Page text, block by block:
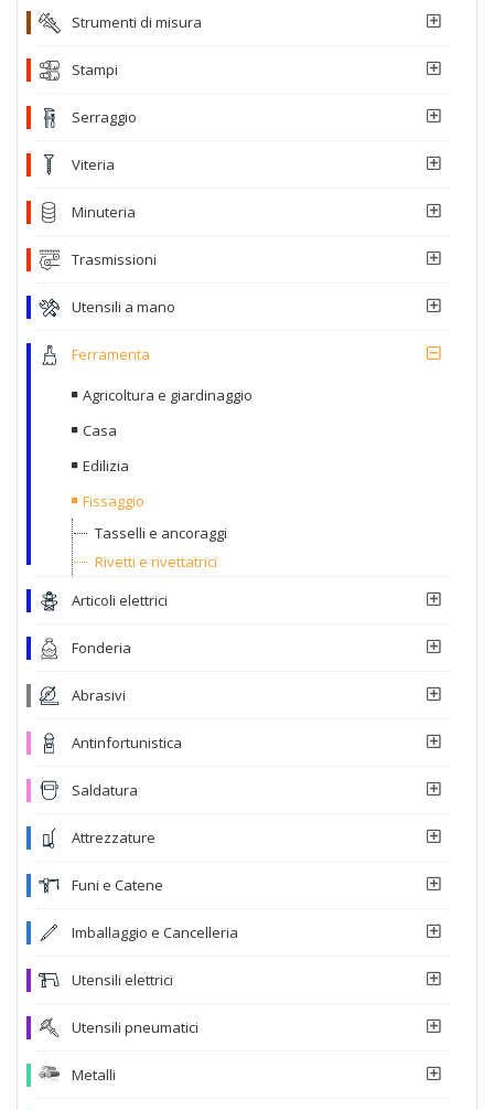
Strumenti di misura
Stampi
Serraggio
Viteria
Minuteria
Trasmissioni
Utensili a mano
Ferramenta
Agricoltura e giardinaggio
Casa
Edilizia
Fissaggio
Tasselli e ancoraggi
Rivetti e rivettatrici
Articoli elettrici
Fonderia
Abrasivi
Antinfortunistica
Saldatura
Attrezzature
Funi e Catene
Imballaggio e Cancelleria
Utensili elettrici
Utensili pneumatici
Metalli